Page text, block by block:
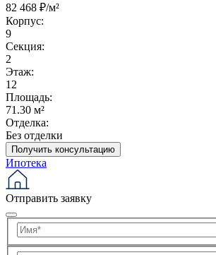
82 468 ₽/м²
Корпус:
9
Секция:
2
Этаж:
12
Площадь:
71.30 м²
Отделка:
Без отделки
Получить консультацию
Ипотека
Отправить заявку
Имя